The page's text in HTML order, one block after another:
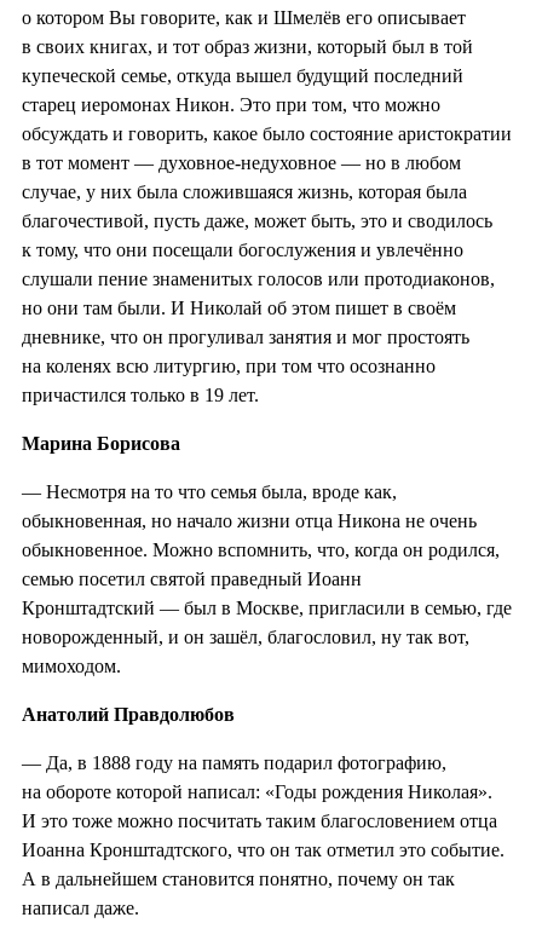
о котором Вы говорите, как и Шмелёв его описывает
в своих книгах, и тот образ жизни, который был в той
купеческой семье, откуда вышел будущий последний
старец иеромонах Никон. Это при том, что можно
обсуждать и говорить, какое было состояние аристократии
в тот момент — духовное-недуховное — но в любом
случае, у них была сложившаяся жизнь, которая была
благочестивой, пусть даже, может быть, это и сводилось
к тому, что они посещали богослужения и увлечённо
слушали пение знаменитых голосов или протодиаконов,
но они там были. И Николай об этом пишет в своём
дневнике, что он прогуливал занятия и мог простоять
на коленях всю литургию, при том что осознанно
причастился только в 19 лет.
Марина Борисова
— Несмотря на то что семья была, вроде как,
обыкновенная, но начало жизни отца Никона не очень
обыкновенное. Можно вспомнить, что, когда он родился,
семью посетил святой праведный Иоанн
Кронштадтский — был в Москве, пригласили в семью, где
новорожденный, и он зашёл, благословил, ну так вот,
мимоходом.
Анатолий Правдолюбов
— Да, в 1888 году на память подарил фотографию,
на обороте которой написал: «Годы рождения Николая».
И это тоже можно посчитать таким благословением отца
Иоанна Кронштадтского, что он так отметил это событие.
А в дальнейшем становится понятно, почему он так
написал даже.